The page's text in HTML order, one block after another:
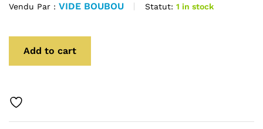
Vendu Par : VIDE BOUBOU Statut: 1 in stock
Add to cart